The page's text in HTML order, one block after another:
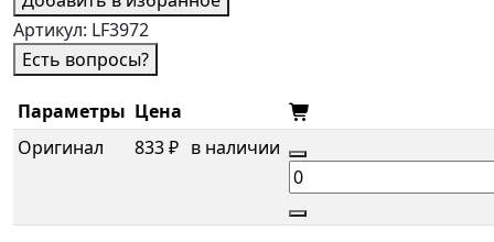
Артикул: LF3972
Есть вопросы?
Параметры Цена
Оригинал
833 ₽ в наличии